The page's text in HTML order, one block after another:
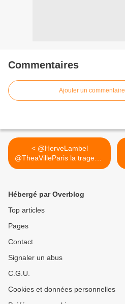
Commentaires
Ajouter un commentaire
< @HerveLambel
@TheaVilleParis la tragedia
dell'...
Hébergé par Overblog
Top articles
Pages
Contact
Signaler un abus
C.G.U.
Cookies et données personnelles